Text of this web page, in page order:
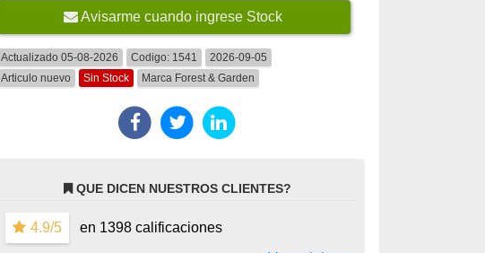
Avisarme cuando ingrese Stock
Actualizado 05-08-2026 Codigo: 1541
2026-09-05
Articulo nuevo
Sin Stock Marca Forest & Garden
QUE DICEN NUESTROS CLIENTES?
4.9/5
en 1398 calificaciones